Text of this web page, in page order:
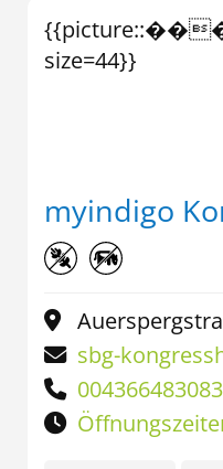
size=44}}
myindigo
sbg-